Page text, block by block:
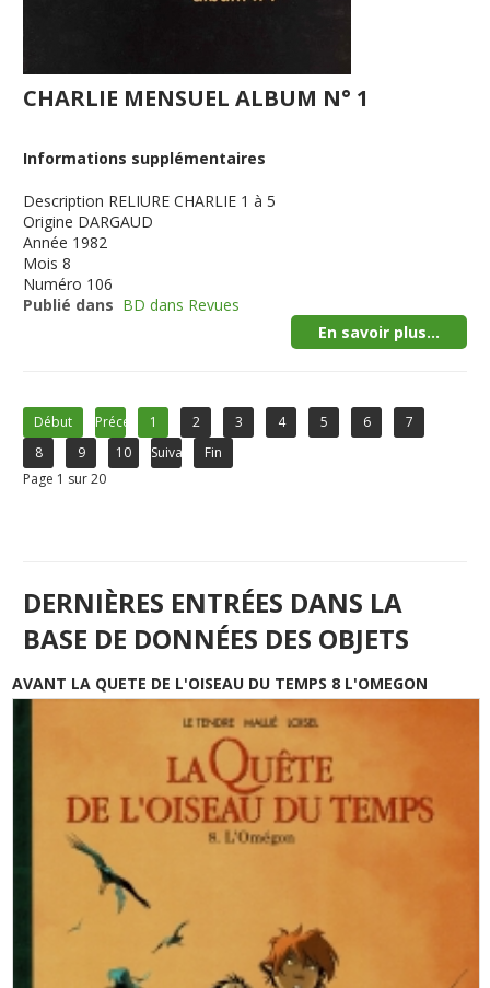
CHARLIE MENSUEL ALBUM N° 1
Informations supplémentaires
Description RELIURE CHARLIE 1 à 5
Origine DARGAUD
Année 1982
Mois 8
Numéro 106
Publié dans BD dans Revues
En savoir plus...
Début Précédent1 2 3 4 5 6
7
8
9 10 Suivant
Fin
Page 1 sur 20
DERNIÈRES ENTRÉES DANS LA
BASE DE DONNÉES DES OBJETS
AVANT LA QUETE DE L'OISEAU DU TEMPS 8 L'OMEGON